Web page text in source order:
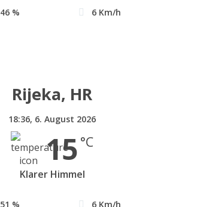
46 % 6 Km/h
Rijeka, HR
18:36, 6. August 2026
15 °C
Klarer Himmel
51 % 6 Km/h